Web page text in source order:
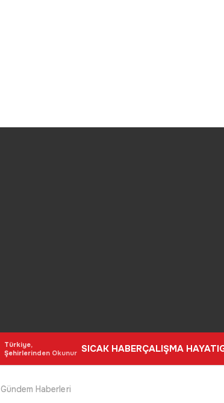
Türkiye,
Şehirlerinden Okunur SICAK HABERÇALIŞMA HAYATI
Gündem Haberleri